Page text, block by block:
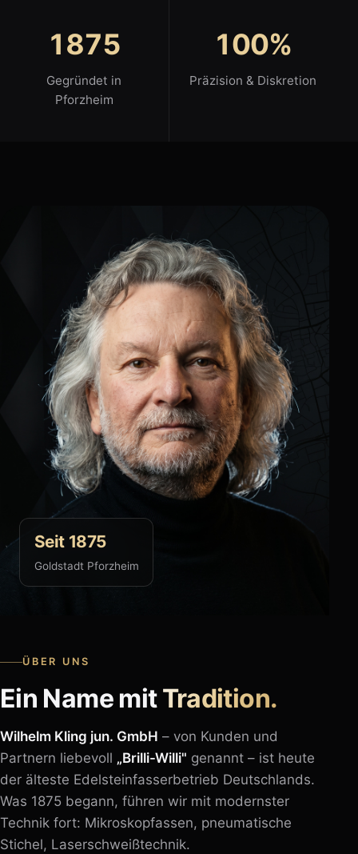
1875
Gegründet in
Pforzheim
100%
Präzision & Diskretion
Seit 1875
Goldstadt Pforzheim
ÜBER UNS
Ein Name mitTradition.
Wilhelm Kling jun. GmbH – von Kunden und
Partnern liebevoll „Brilli-Willi" genannt – ist heute
der älteste Edelsteinfasserbetrieb Deutschlands.
Was 1875 begann, führen wir mit modernster
Technik fort: Mikroskopfassen, pneumatische
Stichel, Laserschweißtechnik.